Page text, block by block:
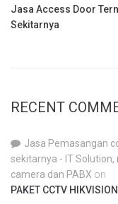
Jasa Access Door
Sekitarnya
RECENT
Jasa Pemasangan
sekitarnya - IT Solution,
camera dan PABX on
PAKET CCTV